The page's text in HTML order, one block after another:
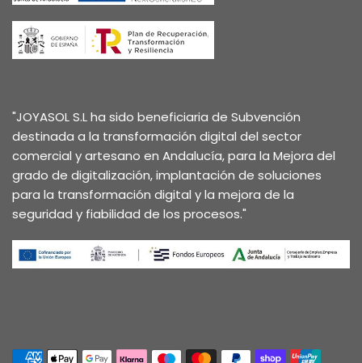
"JOYASOL S.L ha sido beneficiaria de Subvención
destinada a la transformación digital del sector
comercial y artesano en Andalucía, para la Mejora del
grado de digitalización, implantación de soluciones
para la transformación digital y la mejora de la
seguridad y fiabilidad de los procesos."